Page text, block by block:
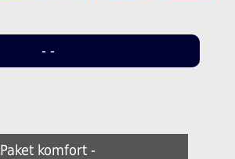
- -
Paket komfort -